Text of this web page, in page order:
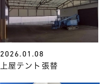
2026.01.08
上屋テント張替